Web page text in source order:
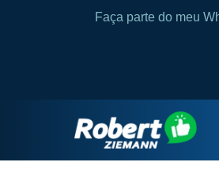
Faça parte do meu